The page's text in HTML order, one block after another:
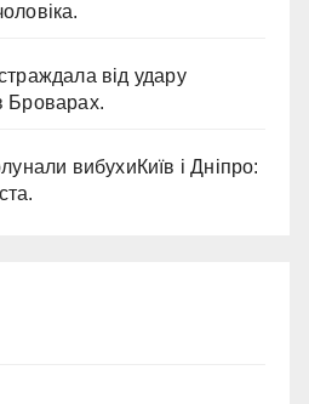
від удару
Броварах.
вибухиКиїв і Дніпро: